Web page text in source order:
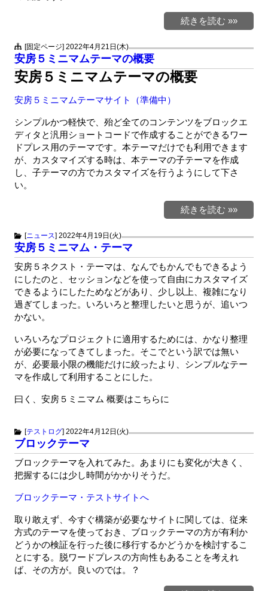
続きを読む »»
[固定ページ] 2022年4月21日(木)
安房５ミニマムテーマの概要
安房５ミニマムテーマの概要
安房５ミニマムテーマサイト（準備中）
シンプルかつ軽快で、殆ど全てのコンテンツをブロックエ
ディタと汎用ショートコードで作成することができるワー
ドプレス用のテーマです。本テーマだけでも利用できます
が、カスタマイズする時は、本テーマの子テーマを作成
し、子テーマの方でカスタマイズを行うようにして下さ
い。
続きを読む »»
[ニュース] 2022年4月19日(火)
安房５ミニマム・テーマ
安房５ネクスト・テーマは、なんでもかんでもできるよう
にしたのと、セッションなどを使って自由にカスタマイズ
できるようにしたためなどがあり、少し以上、複雑になり
過ぎてしまった。いろいろと整理したいと思うが、追いつ
かない。
いろいろなプロジェクトに適用するためには、かなり整理
が必要になってきてしまった。そこでという訳では無い
が、必要最小限の機能だけに絞ったより、シンプルなテー
マを作成して利用することにした。
曰く、安房５ミニマム 概要はこちらに
[テストログ] 2022年4月12日(火)
ブロックテーマ
ブロックテーマを入れてみた。あまりにも変化が大きく、
把握するには少し時間がかかりそうだ。
ブロックテーマ・テストサイトへ
取り敢えず、今すぐ構築が必要なサイトに関しては、従来
方式のテーマを使っておき、ブロックテーマの方が有利か
どうかの検証を行った後に移行するかどうかを検討するこ
とにする。脱ワードプレスの方向性もあることを考えれ
ば、その方が。良いのでは。？